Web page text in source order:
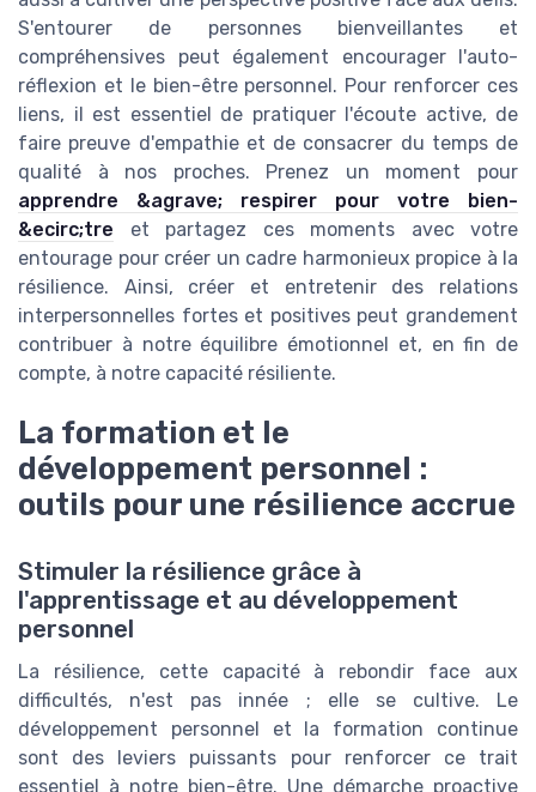
S'entourer de personnes bienveillantes et
compréhensives peut également encourager l'auto-
réflexion et le bien-être personnel. Pour renforcer ces
liens, il est essentiel de pratiquer l'écoute active, de
faire preuve d'empathie et de consacrer du temps de
qualité à nos proches. Prenez un moment pour
apprendre &agrave; respirer pour votre bien-
&ecirc;tre et partagez ces moments avec votre
entourage pour créer un cadre harmonieux propice à la
résilience. Ainsi, créer et entretenir des relations
interpersonnelles fortes et positives peut grandement
contribuer à notre équilibre émotionnel et, en fin de
compte, à notre capacité résiliente.
La formation et le
développement personnel :
outils pour une résilience accrue
Stimuler la résilience grâce à
l'apprentissage et au développement
personnel
La résilience, cette capacité à rebondir face aux
difficultés, n'est pas innée ; elle se cultive. Le
développement personnel et la formation continue
sont des leviers puissants pour renforcer ce trait
essentiel à notre bien-être. Une démarche proactive